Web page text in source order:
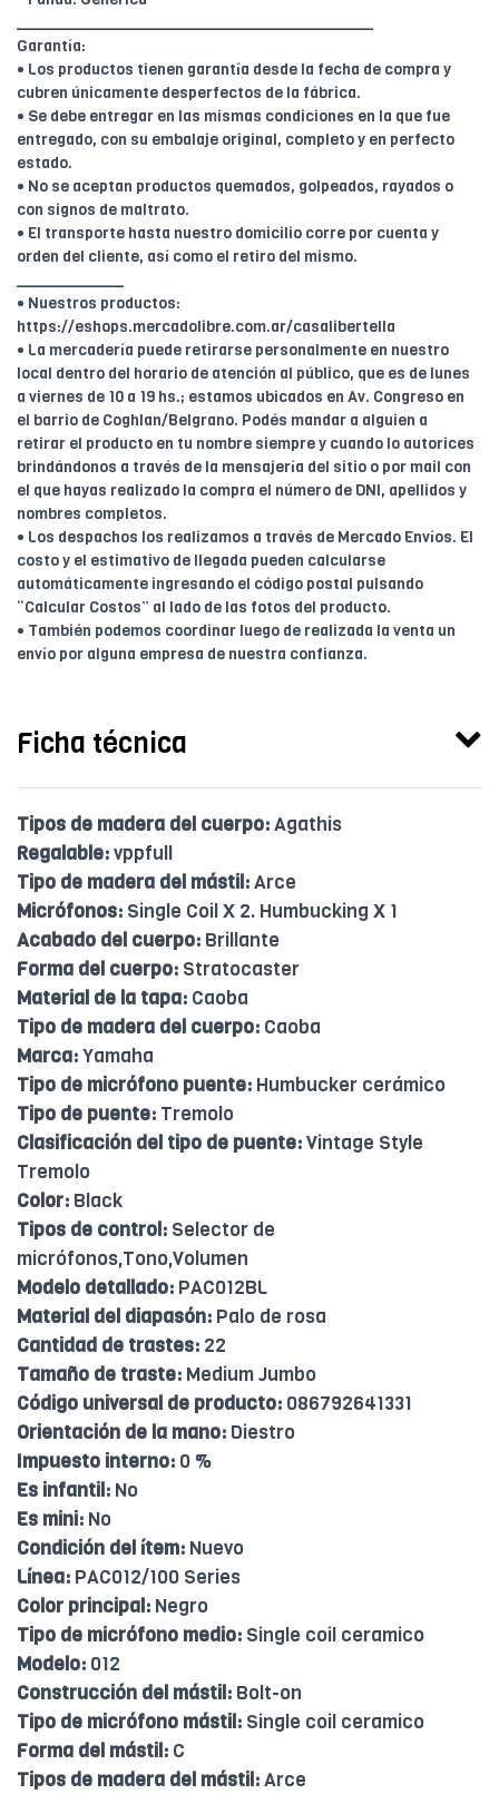
Garantía:
• Los productos tienen garantía desde la fecha de compra y
cubren únicamente desperfectos de la fábrica.
• Se debe entregar en las mismas condiciones en la que fue
entregado, con su embalaje original, completo y en perfecto
estado.
• No se aceptan productos quemados, golpeados, rayados o
con signos de maltrato.
• El transporte hasta nuestro domicilio corre por cuenta y
orden del cliente, así como el retiro del mismo.
• Nuestros productos:
https://eshops.mercadolibre.com.ar/casalibertella
• La mercadería puede retirarse personalmente en nuestro
local dentro del horario de atención al público, que es de lunes
a viernes de 10 a 19 hs.; estamos ubicados en Av. Congreso en
el barrio de Coghlan/Belgrano. Podés mandar a alguien a
retirar el producto en tu nombre siempre y cuando lo autorices
brindándonos a través de la mensajería del sitio o por mail con
el que hayas realizado la compra el número de DNI, apellidos y
nombres completos.
• Los despachos los realizamos a través de Mercado Envíos. El
costo y el estimativo de llegada pueden calcularse
automáticamente ingresando el código postal pulsando
“Calcular Costos” al lado de las fotos del producto.
• También podemos coordinar luego de realizada la venta un
envío por alguna empresa de nuestra confianza.
Ficha técnica
Tipos de madera del cuerpo:Agathis
Regalable:vppfull
Tipo de madera del mástil:Arce
Micrófonos: Single Coil X 2. Humbucking X 1
Acabado del cuerpo: Brillante
Forma del cuerpo: Stratocaster
Material de la tapa: Caoba
Tipo de madera del cuerpo: Caoba
Marca:Yamaha
Tipo de micrófono puente: Humbucker cerámico
Tipo de puente: Tremolo
Clasificación del tipo de puente:Vintage Style
Tremolo
Color: Black
Tipos de control: Selector de
micrófonos,Tono,Volumen
Modelo detallado: PAC012BL
Material del diapasón: Palo de rosa
Cantidad de trastes: 22
Tamaño de traste: Medium Jumbo
Código universal de producto: 086792641331
Orientación de la mano: Diestro
Impuesto interno: 0 %
Es infantil: No
Es mini: No
Condición del ítem: Nuevo
Línea: PAC012/100 Series
Color principal: Negro
Tipo de micrófono medio: Single coil ceramico
Modelo: 012
Construcción del mástil: Bolt-on
Tipo de micrófono mástil: Single coil ceramico
Forma del mástil: C
Tipos de madera del mástil:Arce